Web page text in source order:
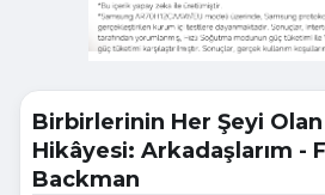
Birbirlerinin Her Şeyi Olan
Hikâyesi: Arkadaşlarım -
Backman